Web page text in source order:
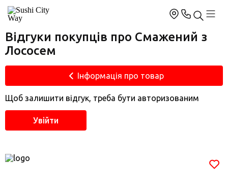
Відгуки покупців про Смажений з
Лососем
Інформація про товар
Щоб залишити відгук, треба бути авторизованим
Увійти